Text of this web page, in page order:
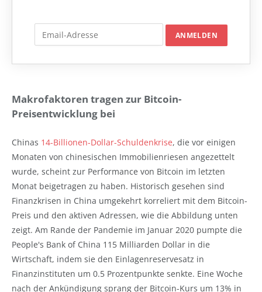
Makrofaktoren tragen zur Bitcoin-
Preisentwicklung bei
Chinas 14-Billionen-Dollar-Schuldenkrise, die vor einigen
Monaten von chinesischen Immobilienriesen angezettelt
wurde, scheint zur Performance von Bitcoin im letzten
Monat beigetragen zu haben. Historisch gesehen sind
Finanzkrisen in China umgekehrt korreliert mit dem Bitcoin-
Preis und den aktiven Adressen, wie die Abbildung unten
zeigt. Am Rande der Pandemie im Januar 2020 pumpte die
People's Bank of China 115 Milliarden Dollar in die
Wirtschaft, indem sie den Einlagenreservesatz in
Finanzinstituten um 0.5 Prozentpunkte senkte. Eine Woche
nach der Ankündigung sprang der Bitcoin-Kurs um 13% in